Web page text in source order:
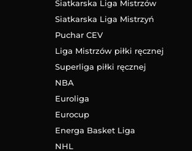
Siatkarska Liga Mistrzów
Siatkarska Liga Mistrzyń
Puchar CEV
Liga Mistrzów piłki ręcznej
Superliga piłki ręcznej
NBA
Euroliga
Eurocup
Energa Basket Liga
NHL